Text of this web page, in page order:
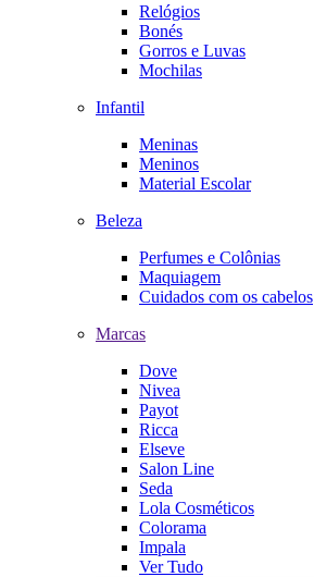
Relógios
Bonés
Gorros e Luvas
Mochilas
Infantil
Meninas
Meninos
Material Escolar
Beleza
Perfumes e Colônias
Maquiagem
Cuidados com os cabelos
Marcas
Dove
Nivea
Payot
Ricca
Elseve
Salon Line
Seda
Lola Cosméticos
Colorama
Impala
Ver Tudo